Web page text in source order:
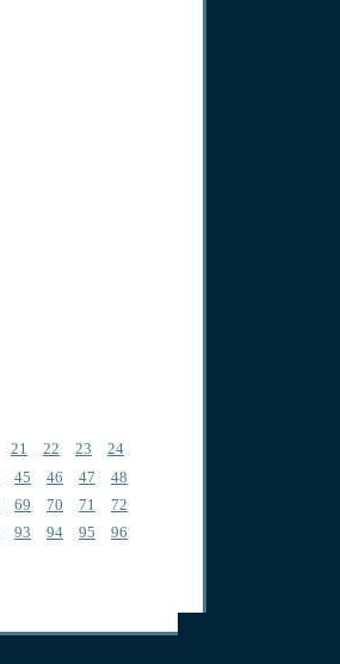
21 22 23
24
45 46 47
48
69 70 71
72
93 94 95
96